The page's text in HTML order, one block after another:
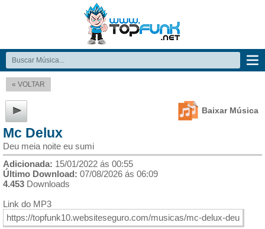
« VOLTAR
Baixar Música
Mc Delux
Deu meia noite eu sumi
Adicionada: 15/01/2022 ás 00:55
Último Download: 07/08/2026 ás 06:09
4.453 Downloads
Link do MP3